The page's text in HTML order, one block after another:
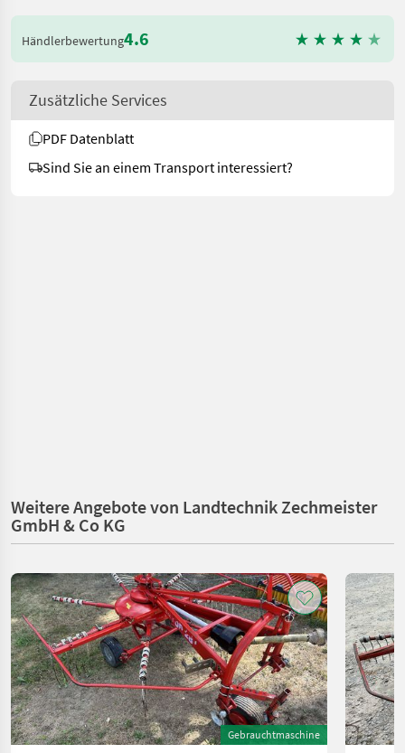
Händlerbewertung4.6
Zusätzliche Services
PDF Datenblatt
Sind Sie an einem Transport interessiert?
Weitere Angebote von Landtechnik Zechmeister
GmbH & Co KG
Gebrauchtmaschine